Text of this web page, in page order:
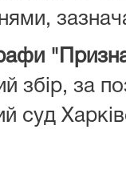
збір, за
суд